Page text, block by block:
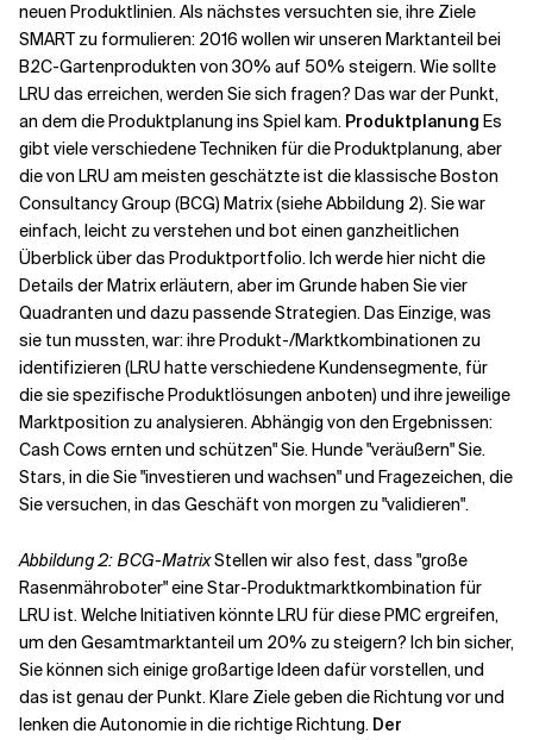
neuen Produktlinien. Als nächstes versuchten sie, ihre Ziele
SMART zu formulieren: 2016 wollen wir unseren Marktanteil bei
B2C-Gartenprodukten von 30% auf 50% steigern. Wie sollte
LRU das erreichen, werden Sie sich fragen? Das war der Punkt,
an dem die Produktplanung ins Spiel kam. Produktplanung Es
gibt viele verschiedene Techniken für die Produktplanung, aber
die von LRU am meisten geschätzte ist die klassische Boston
Consultancy Group (BCG) Matrix (siehe Abbildung 2). Sie war
einfach, leicht zu verstehen und bot einen ganzheitlichen
Überblick über das Produktportfolio. Ich werde hier nicht die
Details der Matrix erläutern, aber im Grunde haben Sie vier
Quadranten und dazu passende Strategien. Das Einzige, was
sie tun mussten, war: ihre Produkt-/Marktkombinationen zu
identifizieren (LRU hatte verschiedene Kundensegmente, für
die sie spezifische Produktlösungen anboten) und ihre jeweilige
Marktposition zu analysieren. Abhängig von den Ergebnissen:
Cash Cows ernten und schützen" Sie. Hunde "veräußern" Sie.
Stars, in die Sie "investieren und wachsen" und Fragezeichen, die
Sie versuchen, in das Geschäft von morgen zu "validieren".
Abbildung 2: BCG-MatrixStellen wir also fest, dass "große
Rasenmähroboter" eine Star-Produktmarktkombination für
LRU ist. Welche Initiativen könnte LRU für diese PMC ergreifen,
um den Gesamtmarktanteil um 20% zu steigern? Ich bin sicher,
Sie können sich einige großartige Ideen dafür vorstellen, und
das ist genau der Punkt. Klare Ziele geben die Richtung vor und
lenken die Autonomie in die richtige Richtung. Der